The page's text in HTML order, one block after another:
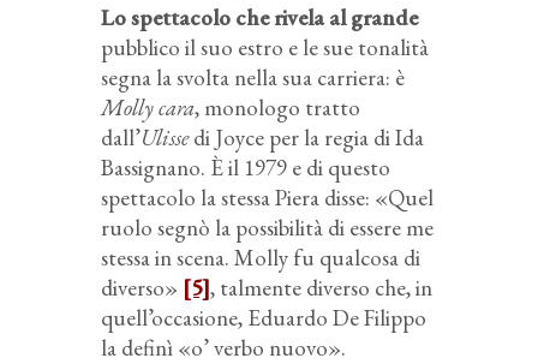
Lo spettacolo che rivela al grande
pubblico il suo estro e le sue tonalità
segna la svolta nella sua carriera: è
Molly cara, monologo tratto
dall’Ulissedi Joyce per la regia di Ida
Bassignano. È il 1979 e di questo
spettacolo la stessa Piera disse: «Quel
ruolo segnò la possibilità di essere me
stessa in scena. Molly fu qualcosa di
diverso» [5], talmente diverso che, in
quell’occasione, Eduardo De Filippo
la definì «o’ verbo nuovo».